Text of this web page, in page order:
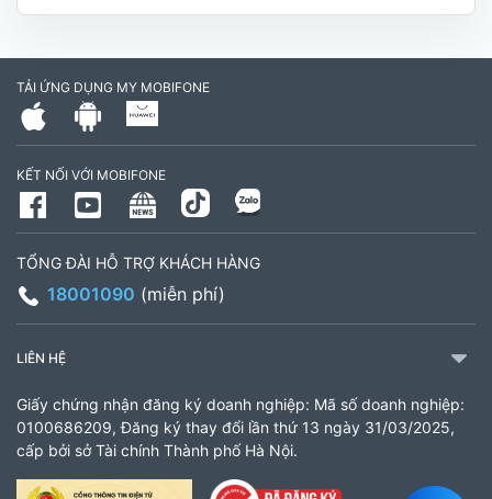
795497999
Giờ làm việc: Thứ 2 đến Thứ 6: Sáng 07:30 -
11:00 Chiều 13:30 đến 17:30 Thứ 7: Sáng 08:00
- 11:30 chiều 13:00 đến 17:00
CH 21B Ba La (CH 16 Ba La)
903460846
Giờ làm việc: 8:00 - 18:00
TẢI ỨNG DỤNG MY MOBIFONE
KẾT NỐI VỚI MOBIFONE
TỔNG ĐÀI HỖ TRỢ KHÁCH HÀNG
18001090 (miễn phí)
LIÊN HỆ
Giấy chứng nhận đăng ký doanh nghiệp: Mã số doanh nghiệp:
0100686209, Đăng ký thay đổi lần thứ 13 ngày 31/03/2025,
cấp bởi sở Tài chính Thành phố Hà Nội.